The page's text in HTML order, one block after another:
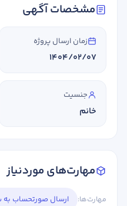
مشخصات آگهی
زمان ارسال پروژه
1404/02/07
جنسیت
خانم
مهارت‌های موردنیاز
مهارت‌ها:
ارسال صورتحساب به